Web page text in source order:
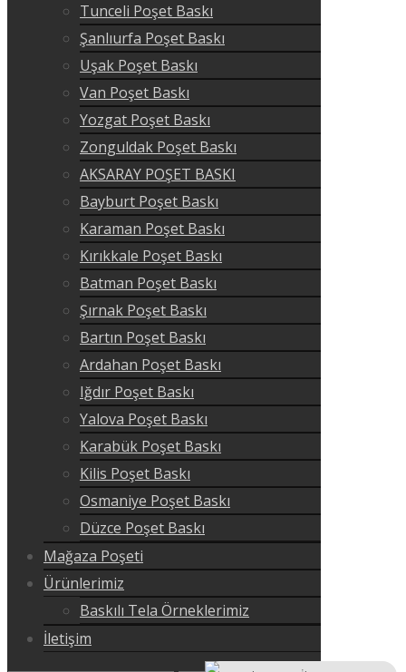
Tunceli Poşet Baskı
Şanlıurfa Poşet Baskı
Uşak Poşet Baskı
Van Poşet Baskı
Yozgat Poşet Baskı
Zonguldak Poşet Baskı
AKSARAY POŞET BASKI
Bayburt Poşet Baskı
Karaman Poşet Baskı
Kırıkkale Poşet Baskı
Batman Poşet Baskı
Şırnak Poşet Baskı
Bartın Poşet Baskı
Ardahan Poşet Baskı
Iğdır Poşet Baskı
Yalova Poşet Baskı
Karabük Poşet Baskı
Kilis Poşet Baskı
Osmaniye Poşet Baskı
Düzce Poşet Baskı
Mağaza Poşeti
Ürünlerimiz
Baskılı Tela Örneklerimiz
İletişim